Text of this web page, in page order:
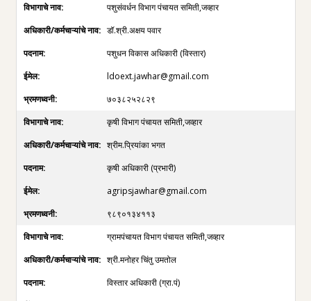
पशुसंवर्धन विभाग पंचायत समिती,जव्हार
डॉ.श्री.अक्षय पवार
पशुधन विकास अधिकारी (विस्तार)
ldoext.jawhar@gmail.com
७०३८२५२८२९
कृषी विभाग पंचायत समिती,जव्हार
श्रीम.प्रियांका भगत
कृषी अधिकारी (प्रभारी)
agripsjawhar@gmail.com
९८९०१३४११३
ग्रामपंचायत विभाग पंचायत समिती,जव्हार
श्री.मनोहर चिंतु उमतोल
विस्तार अधिकारी (ग्रा.पं)